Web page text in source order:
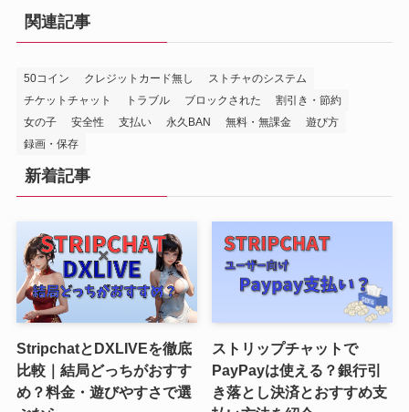
関連記事
50コイン クレジットカード無し
ストチャのシステム
チケットチャット
トラブル ブロックされた
割引き・節約
女の子
安全性 支払い 永久BAN 無料・無課金
遊び方
録画・保存
新着記事
StripchatとDXLIVEを徹底
比較｜結局どっちがおすす
め？料金・遊びやすさで選
ストリップチャットで
PayPayは使える？銀行引
き落とし決済とおすすめ支